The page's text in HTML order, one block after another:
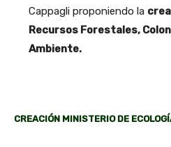
Cappagli proponiendo la
Recursos Forestales,
Ambiente.
CREACIÓN MINISTERIO DE